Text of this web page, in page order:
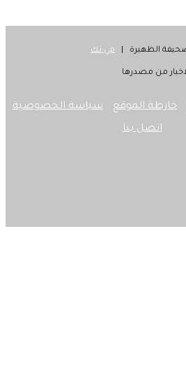
مي تك
من مصدرها
الموقع
سياسة الخصوصية
اتصل بنا